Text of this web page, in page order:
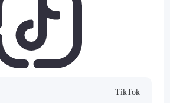
TikTok